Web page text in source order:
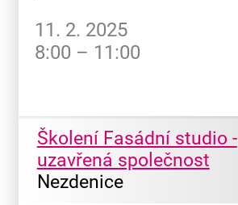
11. 2. 2025
8:00 – 11:00
Školení Fasádní studio -
uzavřená společnost
Nezdenice